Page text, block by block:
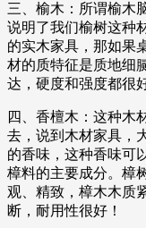
三、榆木：所谓榆木
说明了我们榆树这种
的实木家具，那如果
材的质特征是质地细
达，硬度和强度都很
四、香檀木：这种木
去，说到木材家具，
的香味，这种香味可
樟料的主要成分。樟
观、精致，樟木木质
断，耐用性很好！